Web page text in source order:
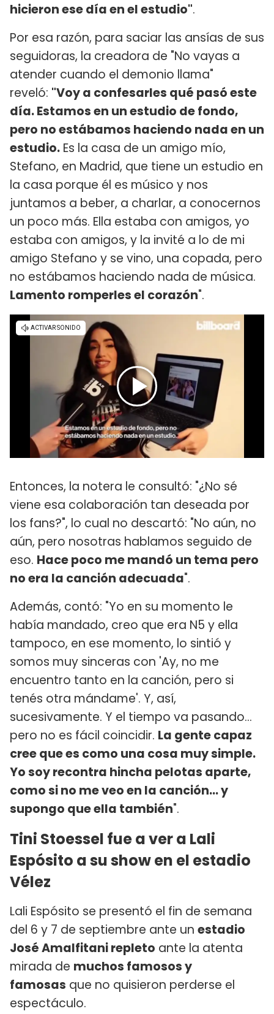
hicieron ese día en el estudio".
Por esa razón, para saciar las ansías de sus
seguidoras, la creadora de "No vayas a
atender cuando el demonio llama"
reveló: "Voy a confesarles qué pasó este
día. Estamos en un estudio de fondo,
pero no estábamos haciendo nada en un
estudio. Es la casa de un amigo mío,
Stefano, en Madrid, que tiene un estudio en
la casa porque él es músico y nos
juntamos a beber, a charlar, a conocernos
un poco más. Ella estaba con amigos, yo
estaba con amigos, y la invité a lo de mi
amigo Stefano y se vino, una copada, pero
no estábamos haciendo nada de música.
Lamento romperles el corazón".
Entonces, la notera le consultó: "¿No sé
viene esa colaboración tan deseada por
los fans?", lo cual no descartó: "No aún, no
aún, pero nosotras hablamos seguido de
eso. Hace poco me mandó un tema pero
no era la canción adecuada".
Además, contó: "Yo en su momento le
había mandado, creo que era N5 y ella
tampoco, en ese momento, lo sintió y
somos muy sinceras con 'Ay, no me
encuentro tanto en la canción, pero si
tenés otra mándame'. Y, así,
sucesivamente. Y el tiempo va pasando...
pero no es fácil coincidir. La gente capaz
cree que es como una cosa muy simple.
Yo soy recontra hincha pelotas aparte,
como si no me veo en la canción... y
supongo que ella también".
Tini Stoessel fue a ver a Lali
Espósito a su show en el estadio
Vélez
Lali Espósito se presentó el fin de semana
del 6 y 7 de septiembre ante un estadio
José Amalfitani repleto ante la atenta
mirada de muchos famosos y
famosas que no quisieron perderse el
espectáculo.